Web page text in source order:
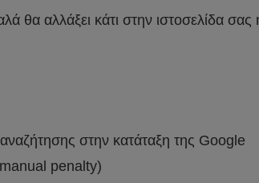
θα αλλάξει κάτι στην ιστοσελίδα
στην κατάταξη της Google
penalty)